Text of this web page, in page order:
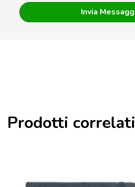
Prodotti correlati